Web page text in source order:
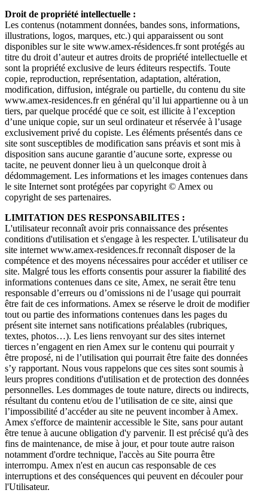
Droit de propriété intellectuelle :
Les contenus (notamment données, bandes sons, informations,
illustrations, logos, marques, etc.) qui apparaissent ou sont
disponibles sur le site www.amex-résidences.fr sont protégés au
titre du droit d’auteur et autres droits de propriété intellectuelle et
sont la propriété exclusive de leurs éditeurs respectifs. Toute
copie, reproduction, représentation, adaptation, altération,
modification, diffusion, intégrale ou partielle, du contenu du site
www.amex-residences.fr en général qu’il lui appartienne ou à un
tiers, par quelque procédé que ce soit, est illicite à l’exception
d’une unique copie, sur un seul ordinateur et réservée à l’usage
exclusivement privé du copiste. Les éléments présentés dans ce
site sont susceptibles de modification sans préavis et sont mis à
disposition sans aucune garantie d’aucune sorte, expresse ou
tacite, ne peuvent donner lieu à un quelconque droit à
dédommagement. Les informations et les images contenues dans
le site Internet sont protégées par copyright © Amex ou
copyright de ses partenaires.
LIMITATION DES RESPONSABILITES :
L'utilisateur reconnaît avoir pris connaissance des présentes
conditions d'utilisation et s'engage à les respecter. L'utilisateur du
site internet www.amex-residences.fr reconnaît disposer de la
compétence et des moyens nécessaires pour accéder et utiliser ce
site. Malgré tous les efforts consentis pour assurer la fiabilité des
informations contenues dans ce site, Amex, ne serait être tenu
responsable d’erreurs ou d’omissions ni de l’usage qui pourrait
être fait de ces informations. Amex se réserve le droit de modifier
tout ou partie des informations contenues dans les pages du
présent site internet sans notifications préalables (rubriques,
textes, photos…). Les liens renvoyant sur des sites internet
tierces n’engagent en rien Amex sur le contenu qui pourrait y
être proposé, ni de l’utilisation qui pourrait être faite des données
s’y rapportant. Nous vous rappelons que ces sites sont soumis à
leurs propres conditions d'utilisation et de protection des données
personnelles. Les dommages de toute nature, directs ou indirects,
résultant du contenu et/ou de l’utilisation de ce site, ainsi que
l’impossibilité d’accéder au site ne peuvent incomber à Amex.
Amex s'efforce de maintenir accessible le Site, sans pour autant
être tenue à aucune obligation d'y parvenir. Il est précisé qu'à des
fins de maintenance, de mise à jour, et pour toute autre raison
notamment d'ordre technique, l'accès au Site pourra être
interrompu. Amex n'est en aucun cas responsable de ces
interruptions et des conséquences qui peuvent en découler pour
l'Utilisateur.